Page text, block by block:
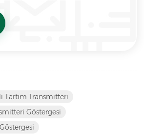
Tartım Transmitteri
Göstergesi